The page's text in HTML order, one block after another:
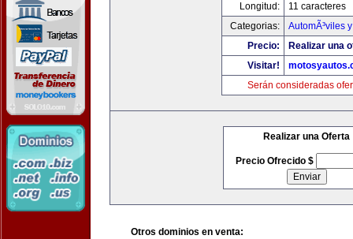
Longitud:
11 caracteres
Categorias:
AutomÃ³viles
Precio:
Realizar una
Visitar!
Serán consideradas
Realizar una Oferta
Precio Ofrecido $
Otros dominios en venta: